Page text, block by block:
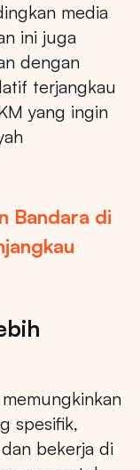
media
ini juga
dengan
terjangkau
yang ingin
Bandara di
spesifik,
bekerja di